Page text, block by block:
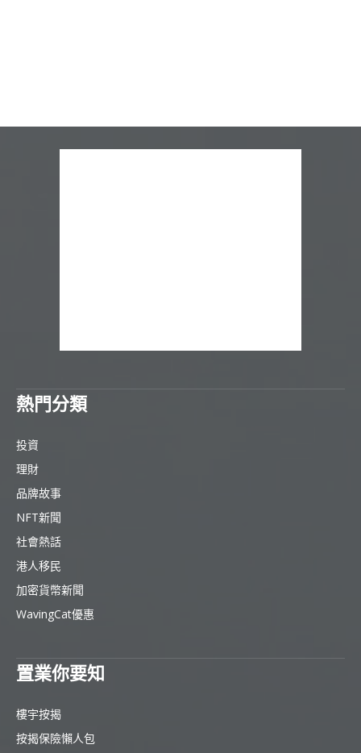
熱門分類
投資
理財
品牌故事
NFT新聞
社會熱話
港人移民
加密貨幣新聞
WavingCat優惠
置業你要知
樓宇按揭
按揭保險懶人包